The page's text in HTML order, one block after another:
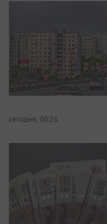
сегодня, 00:26